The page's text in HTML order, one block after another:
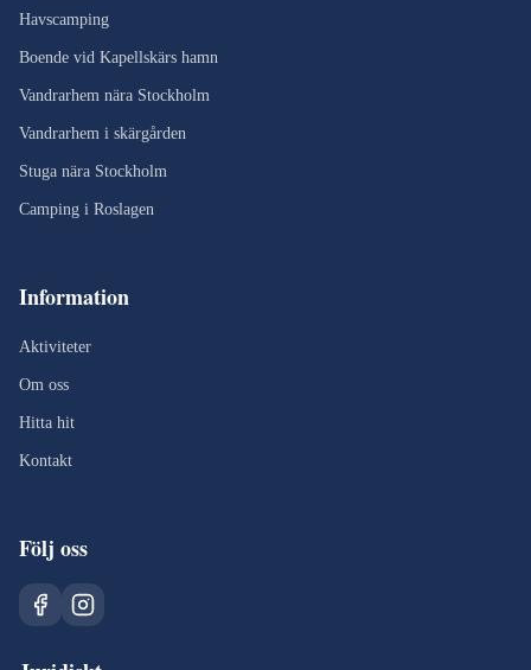
Havscamping
Boende vid Kapellskärs hamn
Vandrarhem nära Stockholm
Vandrarhem i skärgården
Stuga nära Stockholm
Camping i Roslagen
Information
Aktiviteter
Om oss
Hitta hit
Kontakt
Följ oss